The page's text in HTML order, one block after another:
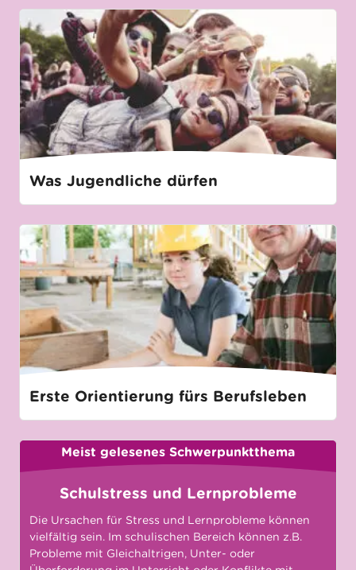
Was Jugendliche dürfen
Erste Orientierung fürs Berufsleben
Meist gelesenes Schwerpunktthema
Schulstress und Lernprobleme
Die Ursachen für Stress und Lernprobleme können
vielfältig sein. Im schulischen Bereich können z.B.
Probleme mit Gleichaltrigen, Unter- oder